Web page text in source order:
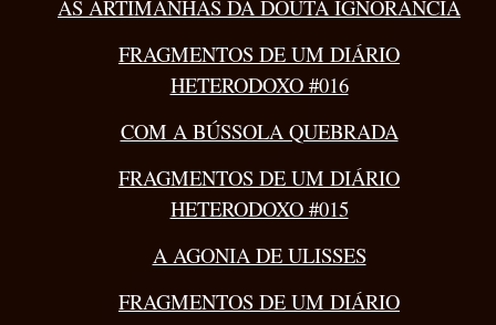
AS ARTIMANHAS DA DOUTA IGNORÂNCIA
FRAGMENTOS DE UM DIÁRIO
HETERODOXO #016
COM A BÚSSOLA QUEBRADA
FRAGMENTOS DE UM DIÁRIO
HETERODOXO #015
A AGONIA DE ULISSES
FRAGMENTOS DE UM DIÁRIO